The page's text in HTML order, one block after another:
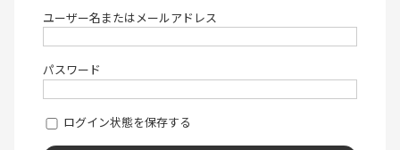
ユーザー名またはメールアドレス
パスワード
ログイン状態を保存する